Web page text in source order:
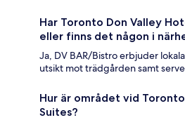
Har Toronto Don Valley
eller finns det någon i
Ja, DV BAR/Bistro erbjuder
utsikt mot trädgården samt
Hur är området vid
Suites?